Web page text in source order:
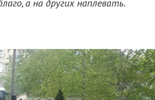
а на других наплевать.